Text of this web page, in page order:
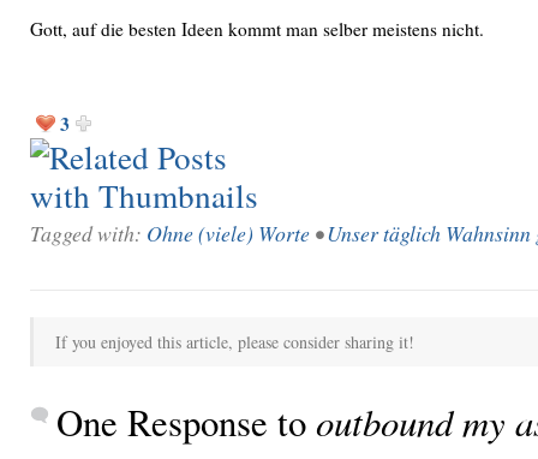
Gott, auf die besten Ideen kommt man selber meistens nicht.
3
Tagged with: Ohne (viele) Worte •Unser täglich Wahnsinn
If you enjoyed this article, please consider sharing it!
One Response to outbound my